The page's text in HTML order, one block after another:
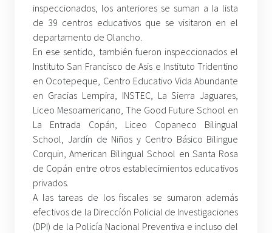
inspeccionados, los anteriores se suman a la lista
de 39 centros educativos que se visitaron en el
departamento de Olancho.
En ese sentido, también fueron inspeccionados el
Instituto San Francisco de Asis e Instituto Tridentino
en Ocotepeque, Centro Educativo Vida Abundante
en Gracias Lempira, INSTEC, La Sierra Jaguares,
Liceo Mesoamericano, The Good Future School en
La Entrada Copán, Liceo Copaneco Bilingual
School, Jardín de Niños y Centro Básico Bilingue
Corquin, American Bilingual School en Santa Rosa
de Copán entre otros establecimientos educativos
privados.
A las tareas de los fiscales se sumaron además
efectivos de la Direccíón Policial de Investigaciones
(DPI) de la Policía Nacional Preventiva e incluso del